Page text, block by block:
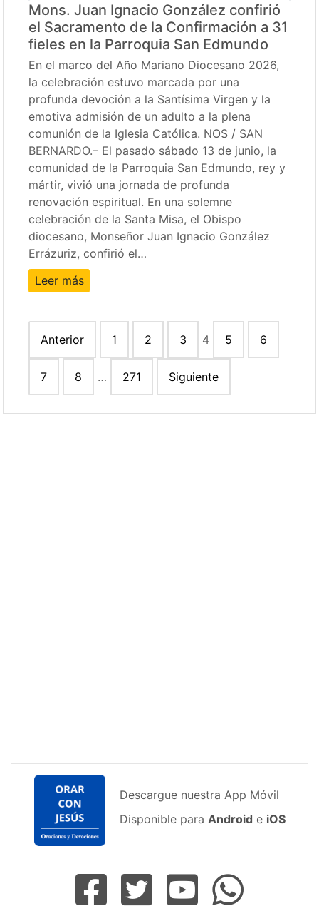
Mons. Juan Ignacio González confirió
el Sacramento de la Confirmación a 31
fieles en la Parroquia San Edmundo
En el marco del Año Mariano Diocesano 2026,
la celebración estuvo marcada por una
profunda devoción a la Santísima Virgen y la
emotiva admisión de un adulto a la plena
comunión de la Iglesia Católica. NOS / SAN
BERNARDO.– El pasado sábado 13 de junio, la
comunidad de la Parroquia San Edmundo, rey y
mártir, vivió una jornada de profunda
renovación espiritual. En una solemne
celebración de la Santa Misa, el Obispo
diocesano, Monseñor Juan Ignacio González
Errázuriz, confirió el…
Leer más
de
entradas
Anterior 1 2 3 4 5 6
7 8 … 271 Siguiente
Descargue nuestra App Móvil
Disponible para Android e iOS